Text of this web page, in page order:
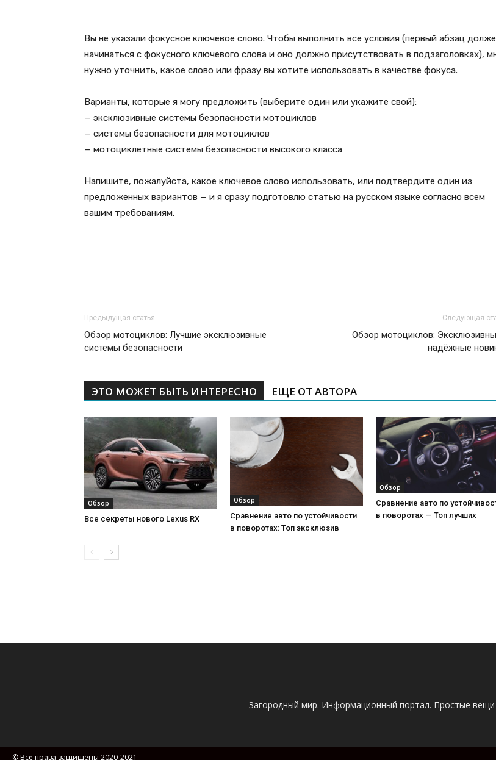
Вы не указали фокусное ключевое слово. Чтобы выполнить все условия (первый абзац
начинаться с фокусного ключевого слова и оно должно присутствовать в подзаголовках),
нужно уточнить, какое слово или фразу вы хотите использовать в качестве фокуса.
Варианты, которые я могу предложить (выберите один или укажите свой):
— эксклюзивные системы безопасности мотоциклов
— системы безопасности для мотоциклов
— мотоциклетные системы безопасности высокого класса
Напишите, пожалуйста, какое ключевое слово использовать, или подтвердите один из
предложенных вариантов — и я сразу подготовлю статью на русском языке согласно всем
вашим требованиям.
Предыдущая статья
Обзор мотоциклов: Лучшие эксклюзивные
системы безопасности
Следующая
Обзор мотоциклов:
надёжные
ЭТО МОЖЕТ БЫТЬ ИНТЕРЕСНО ЕЩЕ ОТ АВТОРА
Обзор
Все секреты нового Lexus RX
Обзор
Сравнение авто по устойчивости
в поворотах: Топ эксклюзив
Обзор
Сравнение авто по
в поворотах — Топ лучших
Загородный мир. Информационный портал. Простые
© Все права защищены 2020-2021